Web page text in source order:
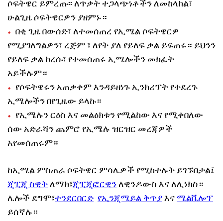
ሶፍትዌር ይምረጡ፡፡ ለጥቃት ተጋላጭነቶችን ለመከላከል፣
ሁልጊዜ ሶፍትዌርዎን ያዘምኑ።
በቂ ጊዜ በውሰድ፣ ለተመሰጠረ የኢሜል ሶፍትዌርዎ
የሚያገለግልዎን፣ ረጅም ፣ ለየት ያለ የይለፍ ቃል ይፍጠሩ። ይህንን
የይለፍ ቃል ከረሱ፣ የተመሰጠሩ ኢሜሎችን መክፈት
አይችሉም።
የሶፍትዌሩን አጠቃቀም እንዳይዘነጉ ኢንክሪፕት የተደረጉ
ኢሜሎችን በየጊዜው ይላኩ።
የኢሜሉን ርዕስ እና መልዕክቱን የሚልከው እና የሚቀበለው
ሰው አድራሻን ጨምሮ የኢሜሉ ዝርዝር መረጃዎች
አየመሰጠሩም።
ከኢሜል ምስጠራ ሶፍትዌር ምሳሌዎች የሚከተሉት ይገኙበታል፤
ጂፒጂ ስዊትለማክ፣ጂፒጂፎርዊንለዊንዶውስ እና ለሊነክስ።
ሌሎች ደግሞ፣ተንደርበርድ የኢንጂሜይል ቅጥያእናሜልቬሎፕ
ይሰኛሉ።